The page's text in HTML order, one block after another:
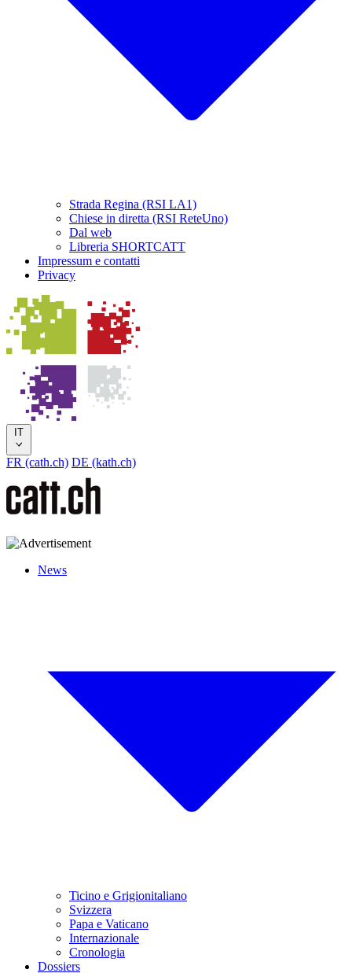
Strada Regina (RSI LA1)
Chiese in diretta (RSI ReteUno)
Dal web
Libreria SHORTCATT
Impressum e contatti
Privacy
IT
FR (cath.ch) DE (kath.ch)
News
Ticino e Grigionitaliano
Svizzera
Papa e Vaticano
Internazionale
Cronologia
Dossiers